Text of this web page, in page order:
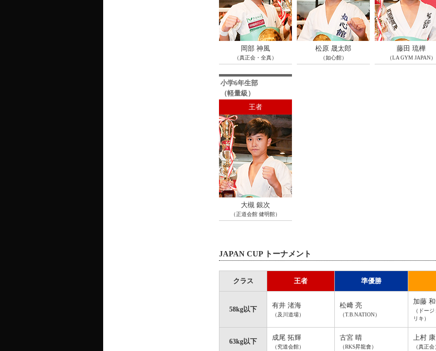
岡部 神風
（真正会・全真）
松原 晟太郎
（如心館）
藤田 琉樺
（LA GYM JAPAN）
小学6年生部
（軽量級）
王者
大槻 銀次
（正道会館 健明館）
JAPAN CUP トーナメント
クラス 王者 準優勝
58kg以下
有井 渚海
（及川道場）
松﨑 亮
（T.B.NATION）
加藤
（ドー
リキ）
63kg以下
成尾 拓輝
（究道会館）
古宮 晴
（RKS昇龍會）
上村
（真正会